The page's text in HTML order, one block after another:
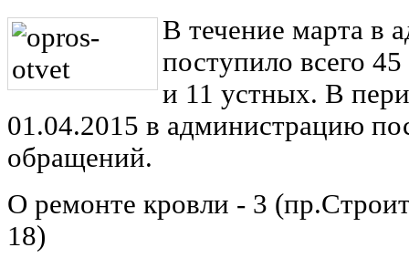
В течение марта в
поступило всего
и 11 устных. В
01.04.2015 в администрацию
обращений.
О ремонте кровли - 3
18)